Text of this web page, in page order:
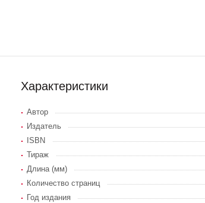
Характеристики
Автор
Издатель
ISBN
Тираж
Длина (мм)
Количество страниц
Год издания